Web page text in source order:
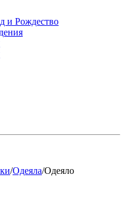
и Рождество
/Одеяла/Одеяло